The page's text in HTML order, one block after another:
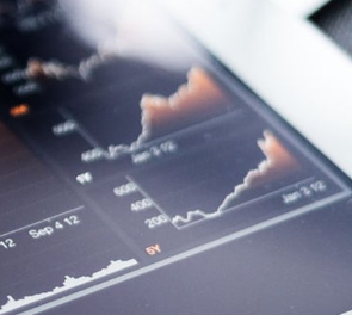
每月閒聊(學員區)
線上基礎班(學員區)
結算閒聊檢討